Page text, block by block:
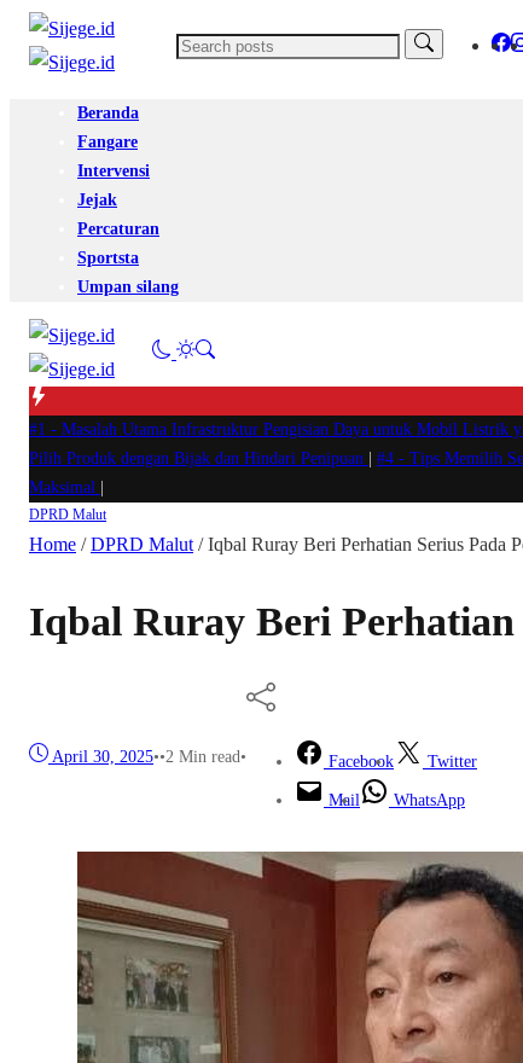
Beranda
Fangare
Intervensi
Jejak
Percaturan
Sportsta
Umpan silang
#1 - Masalah Utama Infrastruktur Pengisian Daya untuk Mobil Listrik
Pilih Produk dengan Bijak dan Hindari Penipuan
#4 - Tips Memilih
Maksimal
DPRD Malut
Home /DPRD Malut /Iqbal Ruray Beri Perhatian Serius Pada
Iqbal Ruray Beri Perhatian
April 30, 2025••2 Min read• Facebook Twitter
Mail WhatsApp